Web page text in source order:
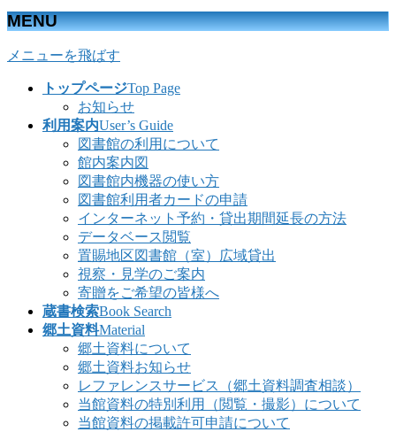
MENU
メニューを飛ばす
トップページTop Page
お知らせ
利用案内User’s Guide
図書館の利用について
館内案内図
図書館内機器の使い方
図書館利用者カードの申請
インターネット予約・貸出期間延長の方法
データベース閲覧
置賜地区図書館（室）広域貸出
視察・見学のご案内
寄贈をご希望の皆様へ
蔵書検索Book Search
郷土資料Material
郷土資料について
郷土資料お知らせ
レファレンスサービス（郷土資料調査相談）
当館資料の特別利用（閲覧・撮影）について
当館資料の掲載許可申請について